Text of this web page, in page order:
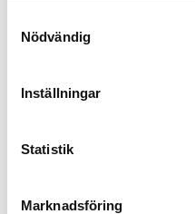
Nödvändig
Inställningar
Statistik
Marknadsföring